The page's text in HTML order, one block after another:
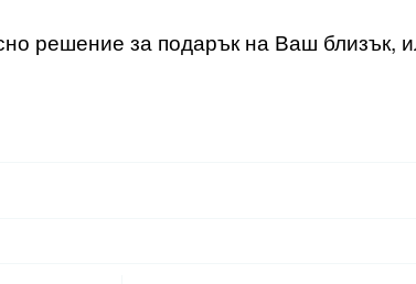
решение за подарък на Ваш близък,